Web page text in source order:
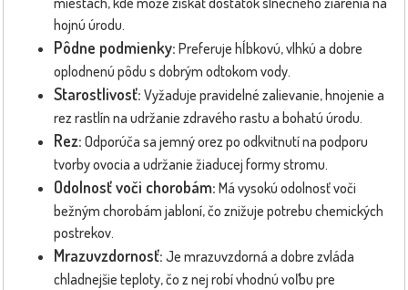
hojnú úrodu.
Pôdne podmienky: Preferuje hĺbkovú, vlhkú a dobre
oplodnenú pôdu s dobrým odtokom vody.
Starostlivosť: Vyžaduje pravidelné zalievanie, hnojenie a
rez rastlín na udržanie zdravého rastu a bohatú úrodu.
Rez: Odporúča sa jemný orez po odkvitnutí na podporu
tvorby ovocia a udržanie žiaducej formy stromu.
Odolnosť voči chorobám: Má vysokú odolnosť voči
bežným chorobám jabloní, čo znižuje potrebu chemických
postrekov.
Mrazuvzdornosť: Je mrazuvzdorná a dobre zvláda
chladnejšie teploty, čo z nej robí vhodnú voľbu pre